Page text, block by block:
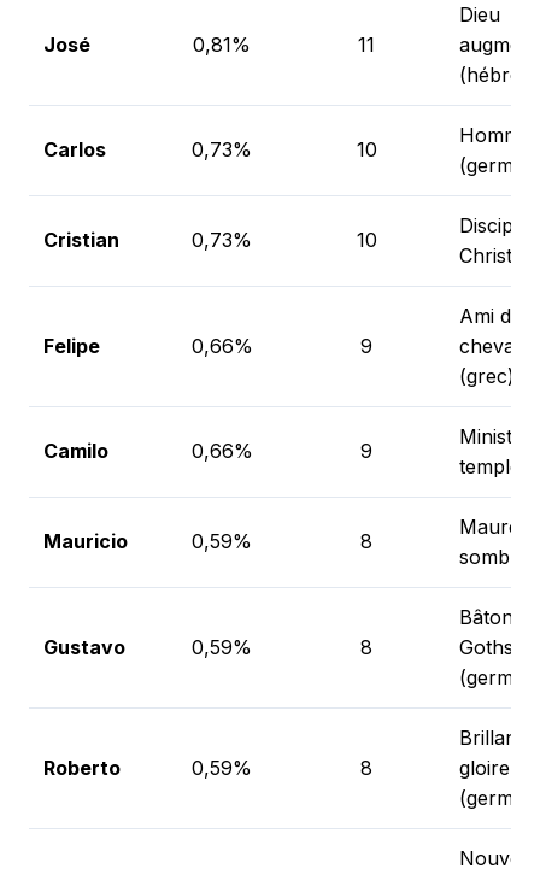
José 0,81% 11
Dieu
(hébreu)
Carlos 0,73% 10
Homme
Cristian 0,73% 10
Disciple
Christ
Felipe 0,66% 9
Ami des
chevaux
(grec)
Camilo 0,66% 9
Ministre
temple
Mauricio 0,59% 8
Maure,
sombre
Gustavo 0,59% 8
Bâton
Goths
Roberto 0,59% 8
Brillant
gloire
Nouvelle